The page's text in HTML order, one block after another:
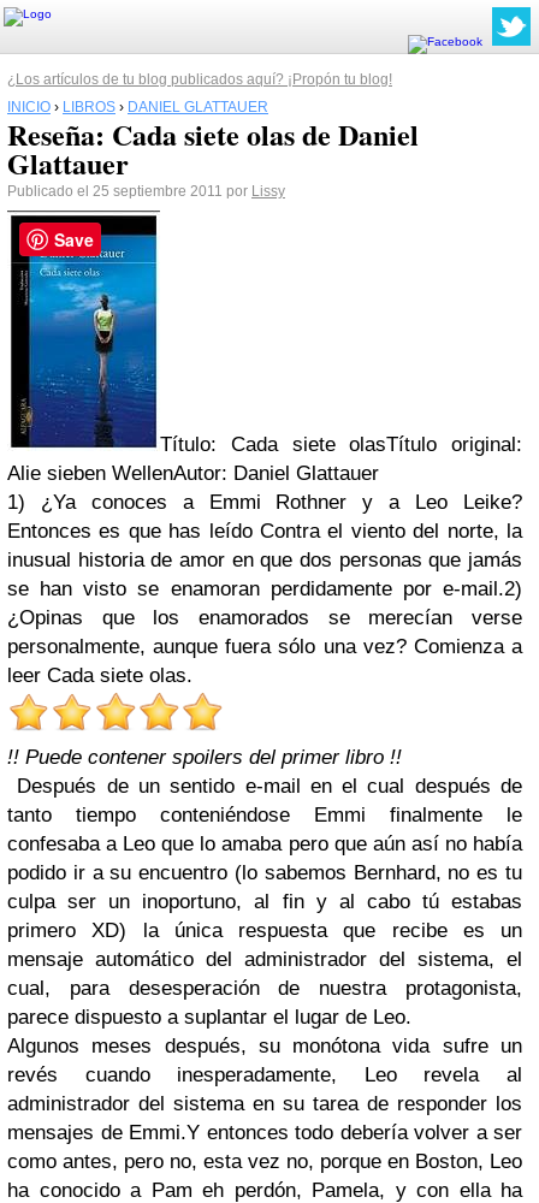
¿Los artículos de tu blog publicados aquí? ¡Propón tu blog!
INICIO › LIBROS › DANIEL GLATTAUER
Reseña: Cada siete olas de Daniel
Glattauer
Publicado el 25 septiembre 2011 por Lissy
Título: Cada siete olasTítulo original:
Alie sieben WellenAutor: Daniel Glattauer
1) ¿Ya conoces a Emmi Rothner y a Leo Leike?
Entonces es que has leído Contra el viento del norte, la
inusual historia de amor en que dos personas que jamás
se han visto se enamoran perdidamente por e-mail.2)
¿Opinas que los enamorados se merecían verse
personalmente, aunque fuera sólo una vez? Comienza a
leer Cada siete olas.
!! Puede contener spoilers del primer libro !!
Después de un sentido e-mail en el cual después de
tanto tiempo conteniéndose Emmi finalmente le
confesaba a Leo que lo amaba pero que aún así no había
podido ir a su encuentro (lo sabemos Bernhard, no es tu
culpa ser un inoportuno, al fin y al cabo tú estabas
primero XD) la única respuesta que recibe es un
mensaje automático del administrador del sistema, el
cual, para desesperación de nuestra protagonista,
parece dispuesto a suplantar el lugar de Leo.
Algunos meses después, su monótona vida sufre un
revés cuando inesperadamente, Leo revela al
administrador del sistema en su tarea de responder los
mensajes de Emmi.Y entonces todo debería volver a ser
como antes, pero no, esta vez no, porque en Boston, Leo
ha conocido a Pam eh perdón, Pamela, y con ella ha
Save